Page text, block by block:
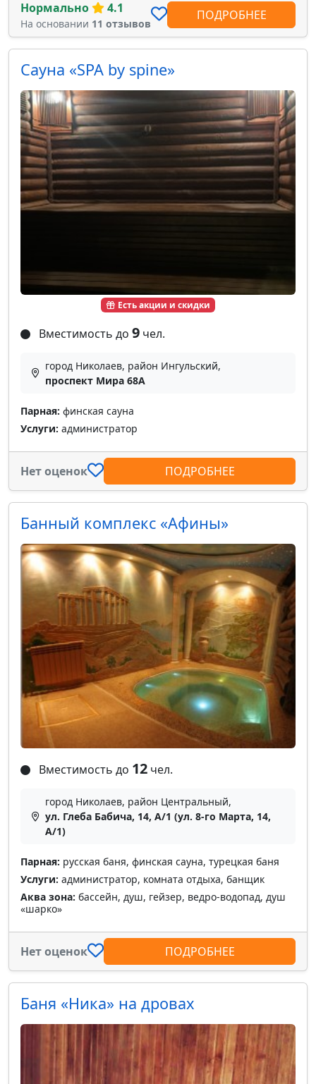
Нормально 4.1
На основании 11 отзывов
ПОДРОБНЕЕ
Есть акции и скидки
Сауна «SPA by spine»
Вместимость до 9 чел.
город Николаев, район Ингульский,
проспект Мира 68А
Парная: финская сауна
Услуги: администратор
Нет оценок ПОДРОБНЕЕ
Банный комплекс «Афины»
Вместимость до 12 чел.
город Николаев, район Центральный,
ул. Глеба Бабича, 14, А/1 (ул. 8-го Марта, 14,
А/1)
Парная: русская баня, финская сауна, турецкая баня
Услуги: администратор, комната отдыха, банщик
Аква зона: бассейн, душ, гейзер, ведро-водопад, душ
«шарко»
Нет оценок ПОДРОБНЕЕ
Баня «Ника» на дровах